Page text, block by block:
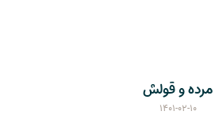
مرده و قولش
۱۴۰۱-۰۲-۱۰